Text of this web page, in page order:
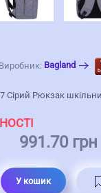
Виробник: Bagland
Сірий Рюкзак
991.70 грн
У кошик